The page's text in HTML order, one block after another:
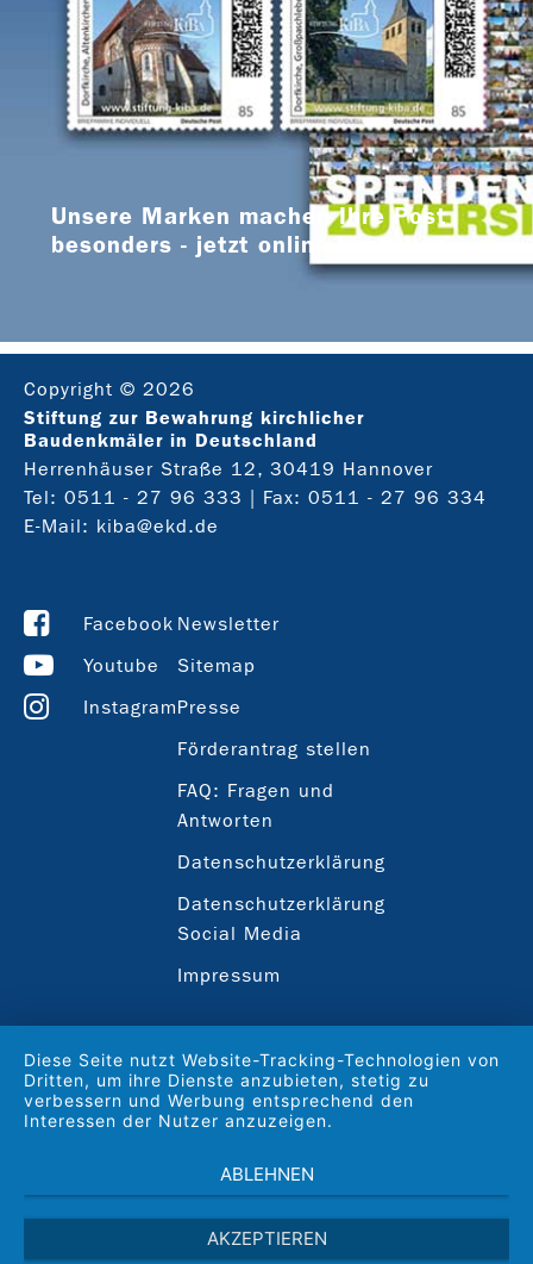
Unsere Marken machen Ihre Post
besonders - jetzt online bestellen
Copyright © 2026
Stiftung zur Bewahrung kirchlicher
Baudenkmäler in Deutschland
Herrenhäuser Straße 12, 30419 Hannover
Tel: 0511 - 27 96 333
| Fax: 0511 - 27 96 334
E-Mail: kiba@ekd.de
Facebook
Youtube
Instagram
Newsletter
Sitemap
Presse
Förderantrag stellen
FAQ: Fragen und
Antworten
Datenschutzerklärung
Datenschutzerklärung
Social Media
Impressum
Diese Seite nutzt Website-Tracking-Technologien von
Dritten, um ihre Dienste anzubieten, stetig zu
verbessern und Werbung entsprechend den
Interessen der Nutzer anzuzeigen.
ABLEHNEN
AKZEPTIEREN